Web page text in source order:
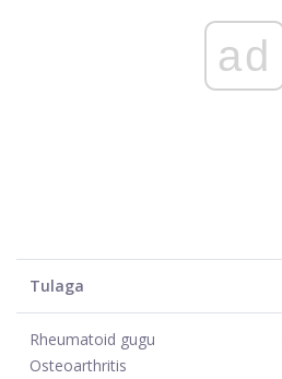
ad
Tulaga
Rheumatoid gugu
Osteoarthritis